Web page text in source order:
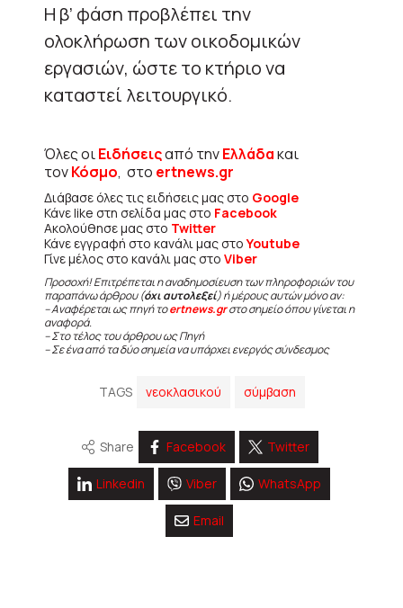
Η β’ φάση προβλέπει την
ολοκλήρωση των οικοδομικών
εργασιών, ώστε το κτήριο να
καταστεί λειτουργικό.
Όλες οιΕιδήσειςαπό τηνΕλλάδακαι
τονΚόσμο, στο ertnews.gr
Διάβασε όλες τις ειδήσεις μας στο Google
Κάνε like στη σελίδα μας στο Facebook
Ακολούθησε μας στο Twitter
Κάνε εγγραφή στο κανάλι μας στοYoutube
Γίνε μέλος στο κανάλι μας στο Viber
Προσοχή! Επιτρέπεται η αναδημοσίευση των πληροφοριών του
παραπάνω άρθρου (όχι αυτολεξεί) ή μέρους αυτών μόνο αν:
– Αναφέρεται ως πηγή τοertnews.grστο σημείο όπου γίνεται η
αναφορά.
– Στο τέλος του άρθρου ως Πηγή
– Σε ένα από τα δύο σημεία να υπάρχει ενεργός σύνδεσμος
TAGS νεοκλασικού σύμβαση
Share Facebook Twitter
Linkedin Viber WhatsApp
Email